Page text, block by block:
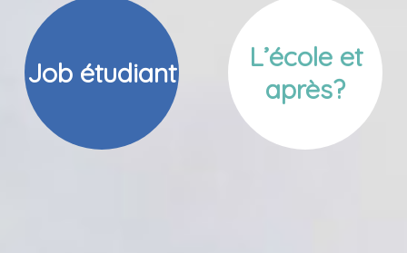
Job étudiant
L’école et
après?